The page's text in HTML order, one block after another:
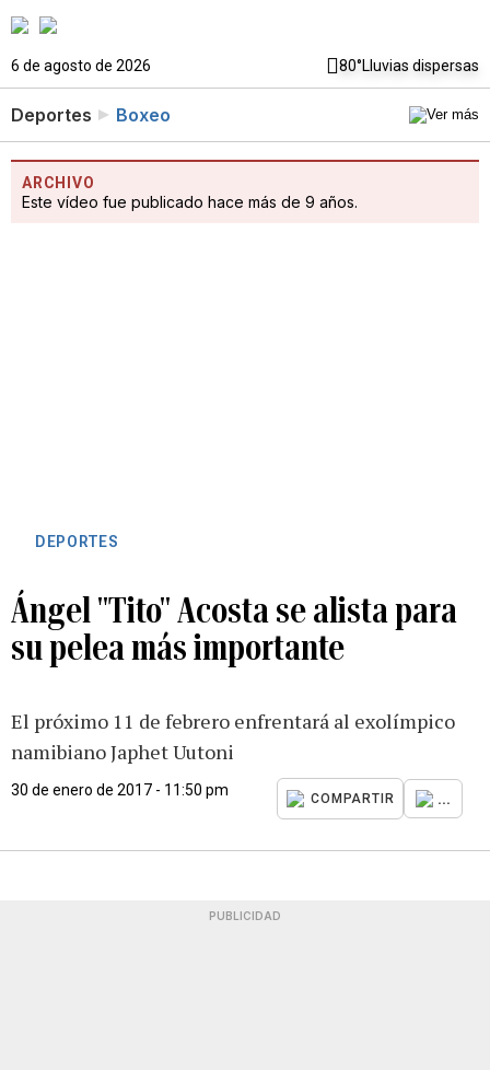
6 de agosto de 2026 80°Lluvias dispersas
Deportes Boxeo
ARCHIVO
Este vídeo fue publicado hace más de 9 años.
DEPORTES
Ángel "Tito" Acosta se alista para
su pelea más importante
El próximo 11 de febrero enfrentará al exolímpico
namibiano Japhet Uutoni
30 de enero de 2017 - 11:50 pm
COMPARTIR ...
PUBLICIDAD